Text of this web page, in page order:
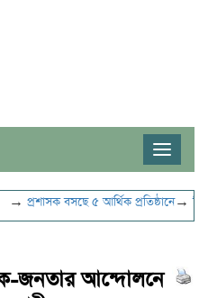
Toggle
প্রশাসক বসছে ৫ আর্থিক প্রতিষ্ঠানে→বিদ্যুৎ-
জনতার আন্দোলনে